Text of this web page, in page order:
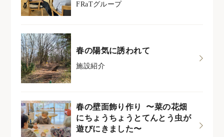
FRaTグループ
春の陽気に誘われて
施設紹介
春の壁面飾り作り 〜菜の花畑
にちょうちょうとてんとう虫が
遊びにきました〜